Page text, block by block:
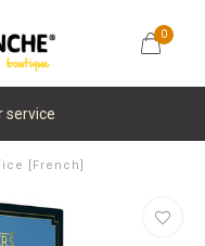
0
service
[French]